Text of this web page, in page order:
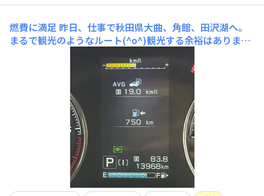
燃費に満足 昨日、仕事で秋田県大曲、角館、田沢湖へ。
まるで観光のようなルート(^o^)観光する余裕はありませ
るのか、想像以上に燃費が伸びる。昨日はそのまま直帰。
道中雨降りで写真を撮って無い⋯盛岡に近づくと車の流れ
も悪くなり、燃費は落ちましたが、e-Boxerで